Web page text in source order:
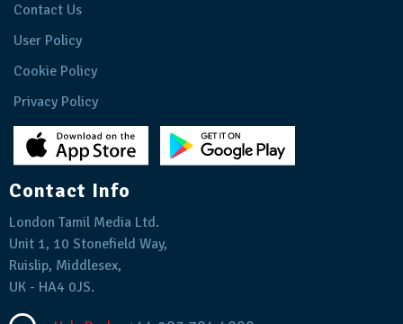
Contact Us
User Policy
Cookie Policy
Privacy Policy
Contact Info
London Tamil Media Ltd.
Unit 1, 10 Stonefield Way,
Ruislip, Middlesex,
UK - HA4 0JS.